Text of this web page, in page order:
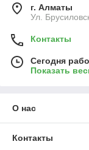
г. Алматы
Ул.
Контакты
Сегодня
Показать
О нас
Контакты